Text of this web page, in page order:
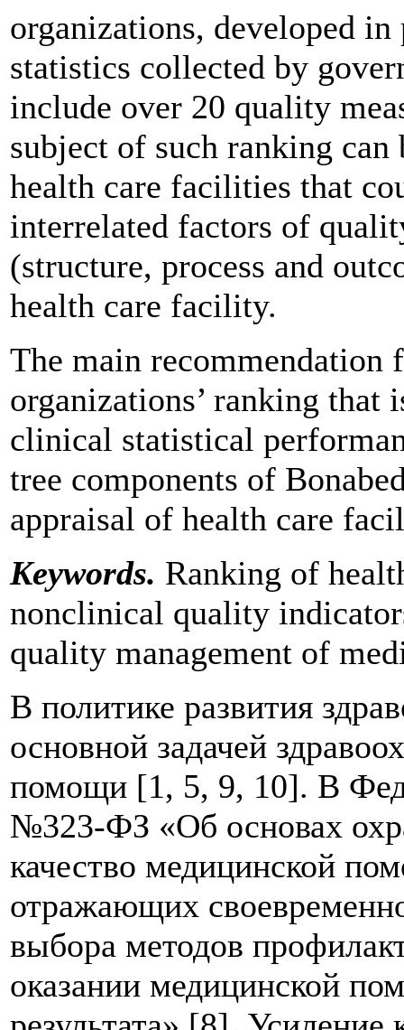
organizations, developed
statistics collected by
include over 20 quality
subject of such ranking
health care facilities that
interrelated factors of
(structure, process and
health care facility.
The main recommendation
organizations’ ranking that
clinical statistical
tree components of
appraisal of health care
Keywords. Ranking of
nonclinical quality
quality management of
В политике развития
основной задачей
помощи [1, 5, 9, 10]. В
№323-ФЗ «Об основах
качество медицинской
отражающих
выбора методов
оказании медицинской